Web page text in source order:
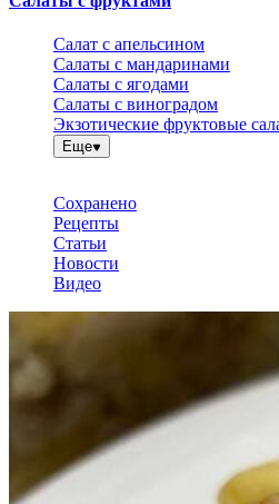
Салат с апельсином
Салаты с мандаринами
Салаты с ягодами
Салаты с виноградом
Экзотические фруктовые
Еще
Сохранено
Рецепты
Статьи
Новости
Видео